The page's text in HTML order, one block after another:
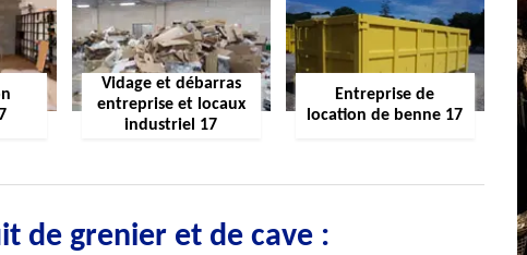
Vidage et débarras
entreprise et locaux
industriel 17
Entreprise de
location de benne 17
de grenier et de cave :